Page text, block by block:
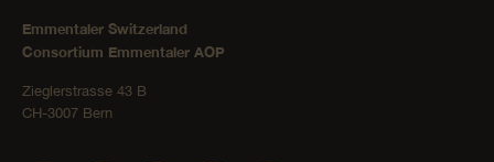
Emmentaler Switzerland
Consortium Emmentaler AOP
Zieglerstrasse 43 B
CH-3007 Bern